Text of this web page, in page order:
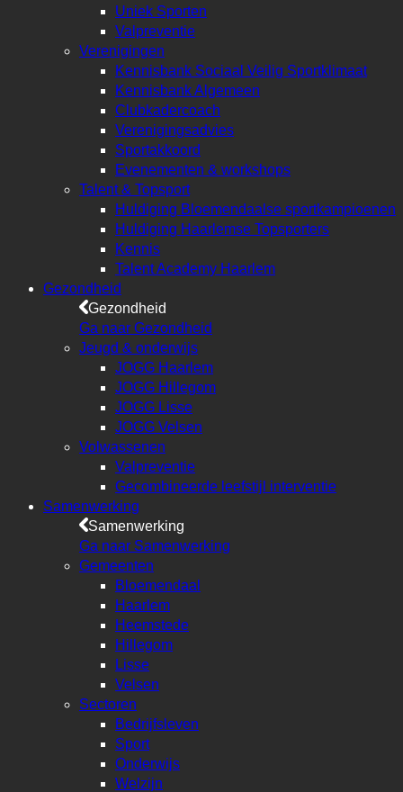
Uniek Sporten
Valpreventie
Verenigingen
Kennisbank Sociaal Veilig Sportklimaat
Kennisbank Algemeen
Clubkadercoach
Verenigingsadvies
Sportakkoord
Evenementen & workshops
Talent & Topsport
Huldiging Bloemendaalse sportkampioenen
Huldiging Haarlemse Topsporters
Kennis
Talent Academy Haarlem
Gezondheid
Gezondheid
Ga naar Gezondheid
Jeugd & onderwijs
JOGG Haarlem
JOGG Hillegom
JOGG Lisse
JOGG Velsen
Volwassenen
Valpreventie
Gecombineerde leefstijl interventie
Samenwerking
Samenwerking
Ga naar Samenwerking
Gemeenten
Bloemendaal
Haarlem
Heemstede
Hillegom
Lisse
Velsen
Sectoren
Bedrijfsleven
Sport
Onderwijs
Welzijn